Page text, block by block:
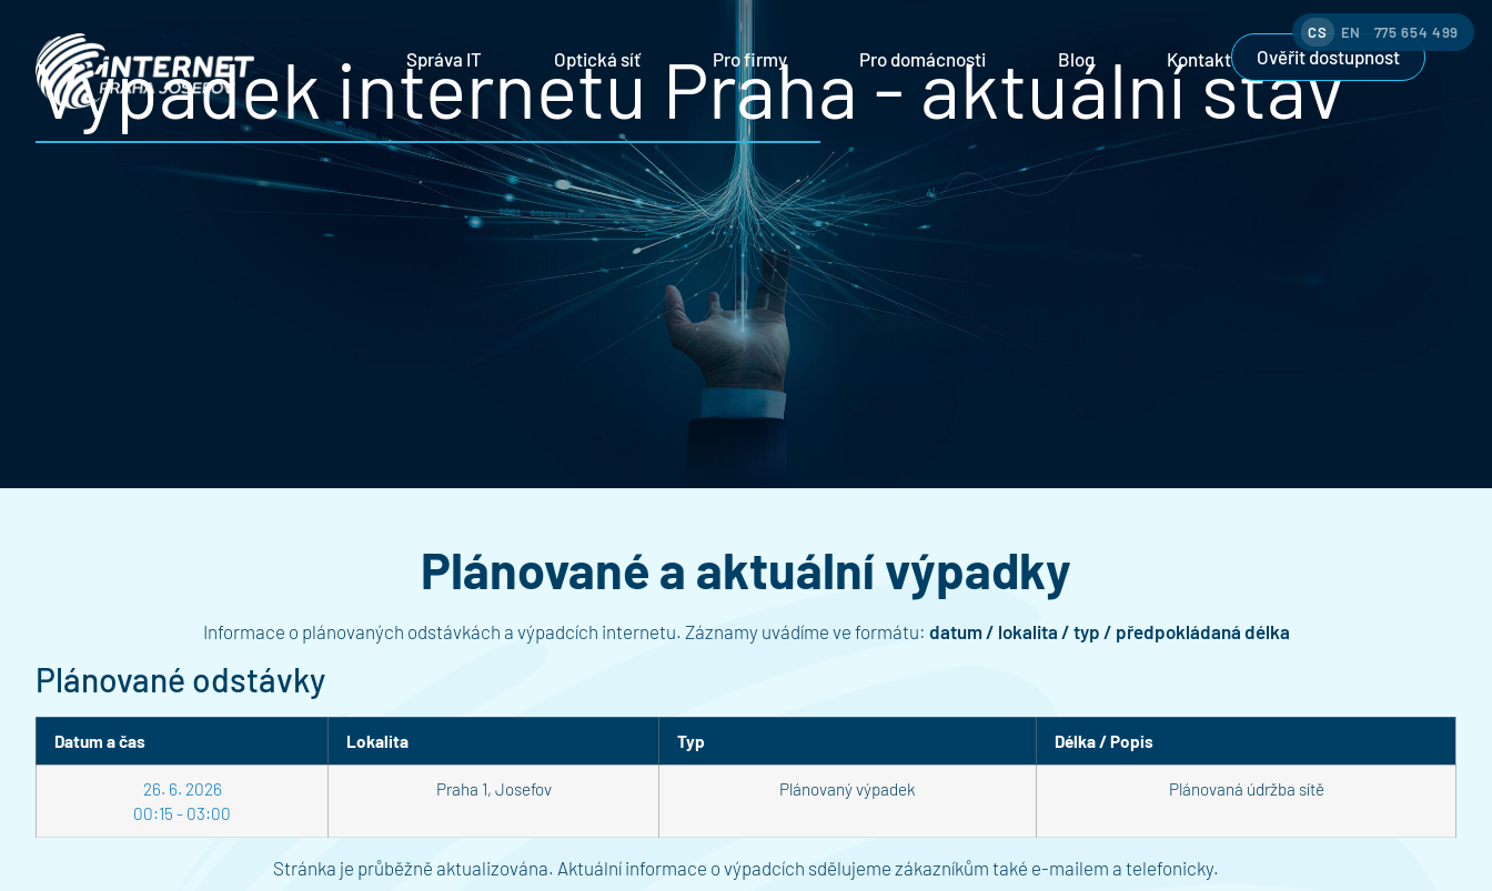
CS EN 775 654 499
Správa IT Optická síť Pro firmy Pro domácnosti Blog Kontakt Ověřit dostupnost
Výpadek internetu Praha - aktuální stav
Plánované a aktuální výpadky
Informace o plánovaných odstávkách a výpadcích internetu. Záznamy uvádíme ve formátu: datum / lokalita / typ / předpokládaná délka
Plánované odstávky
Datum a čas Lokalita Typ Délka / Popis
26. 6. 2026
00:15 - 03:00
Praha 1, Josefov Plánovaný výpadek Plánovaná údržba sítě
Stránka je průběžně aktualizována. Aktuální informace o výpadcích sdělujeme zákazníkům také e-mailem a telefonicky.